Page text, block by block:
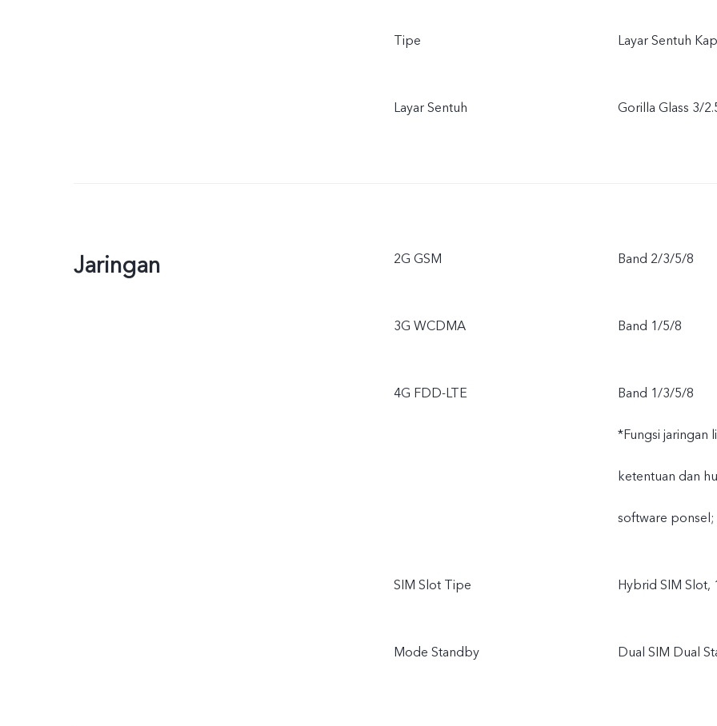
Tipe Layar Sentuh
Layar Sentuh Gorilla Glass 3/
Jaringan 2G GSM Band 2/3/5/8
3G WCDMA Band 1/5/8
4G FDD-LTE Band 1/3/5/8
*Fungsi jaringan
ketentuan dan
software ponsel;
SIM Slot Tipe Hybrid SIM Slot,
Mode Standby Dual SIM Dual